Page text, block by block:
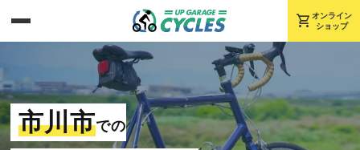
shopping_cart オンライン
ショップ
市川市での